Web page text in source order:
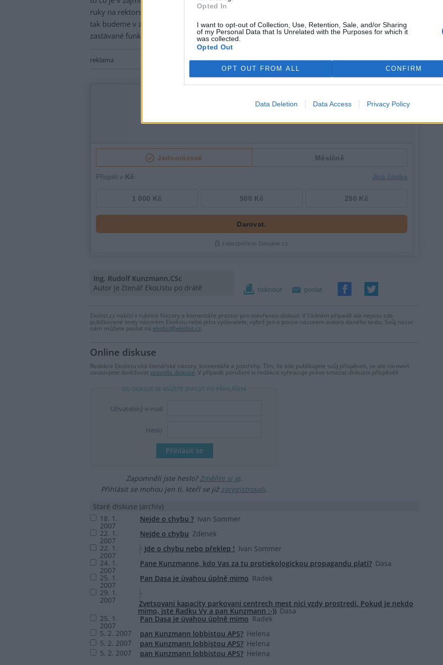
Opted In
I want to opt-out of Collection, Use, Retention, Sale, and/or Sharing
of my Personal Data that Is Unrelated with the Purposes for which it
was collected.
Opted Out
OPT OUT FROM ALL CONFIRM
Data Deletion Data Access Privacy Policy
ruky na rektorské žezlo! Rozpomeňte se! Slibovali jsme, že ve všech námi zastávaných funkcích
tak budeme v zájmu lidstva pevně činit. Žádám Vás a vyzývám Vás, čiňte tak každý ve Vámi
zastávané funkci a zejména veřejné.
reklama
Ing. Rudolf Kunzmann,CSc
Autor je čtenář EkoListu po drátě
tisknout poslat
Ekolist.cz nabízí v rubrice Názory a komentáře prostor pro otevřenou diskuzi. V žádném případě ale nejsou zde
publikované texty názorem Ekolistu nebo jeho vydavatele, nýbrž jen a pouze názorem autora daného textu. Svůj názor
nám můžete poslat na ekolist@ekolist.cz
Online diskuse
Redakce Ekolistu vítá čtenářské názory, komentáře a postřehy. Tím, že zde publikujete svůj příspěvek, se ale zároveň
zavazujete dodržovat pravidla diskuse . V případě porušení si redakce vyhrazuje právo smazat diskusní příspěvěk
DO DISKUZE SE MŮŽETE ZAPOJIT PO PŘIHLÁŠENÍ
Uživatelský e-mail
Heslo
Zapomněli jste heslo?Změňte si je.
Přihlásit se mohou jen ti, kteří se již zaregistrovali.
Staré diskuse (archiv)
18. 1.
2007
Nejde o chybu ? Ivan Sommer
22. 1.
2007
Nejde o chybu Zdenek
22. 1.
2007
Jde o chybu nebo překlep ! Ivan Sommer
24. 1.
2007
Pane Kunzmanne, kdo Vas za tu protiekologickou propagandu plati? Dasa
25. 1.
2007
Pan Dasa je úvahou úplně mimo Radek
29. 1.
2007 Zvetsovani kapacity parkovani centrech mest nici vzdy prostredi. Pokud je nekdo
mimo, jste Radku Vy a pan Kunzmann :-)) Dasa
25. 1.
2007
Pan Dasa je úvahou úplně mimo Radek
5. 2. 2007
pan Kunzmann lobbistou APS? Helena
5. 2. 2007
pan Kunzmann lobbistou APS? Helena
5. 2. 2007
pan Kunzmann lobbistou APS? Helena